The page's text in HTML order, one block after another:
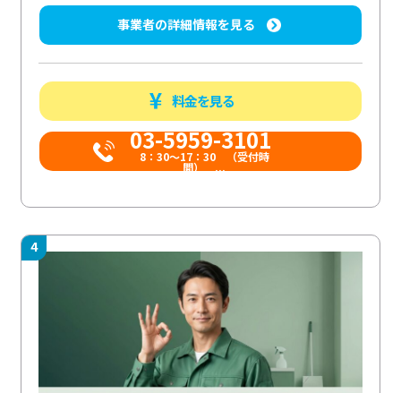
事業者の詳細情報を見る
料金を見る
03-5959-3101
8：30～17：30 （受付時
間） ...
4